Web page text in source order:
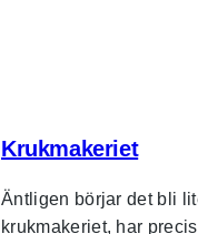
Krukmakeriet
Äntligen börjar det bli
krukmakeriet, har